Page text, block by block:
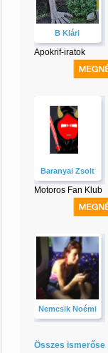
B Klári
Apokrif-iratok
Baranyai Zsolt
Motoros Fan Klub
Nemcsik Noémi
Összes ismerőse